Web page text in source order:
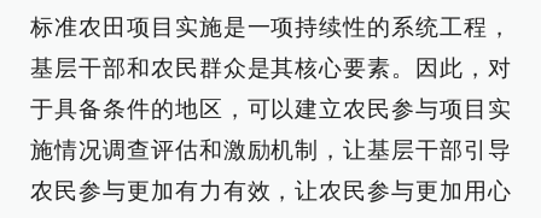
标准农田项目实施是一项持续性的系统工程，
基层干部和农民群众是其核心要素。因此，对
于具备条件的地区，可以建立农民参与项目实
施情况调查评估和激励机制，让基层干部引导
农民参与更加有力有效，让农民参与更加用心